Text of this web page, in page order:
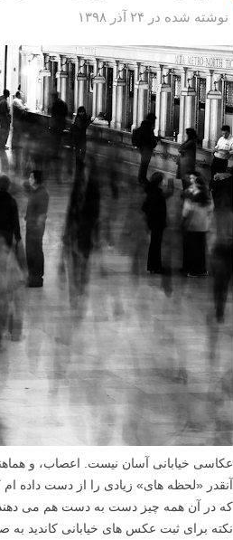
نوشته شده در ۲۴ آذر ۱۳۹۸
عکاسی خیابانی آسان نیست. اعصاب، و
آنقدر «لحظه های» زیادی را از دست داده ام
نکته برای ثبت عکس های خیابانی کاندید